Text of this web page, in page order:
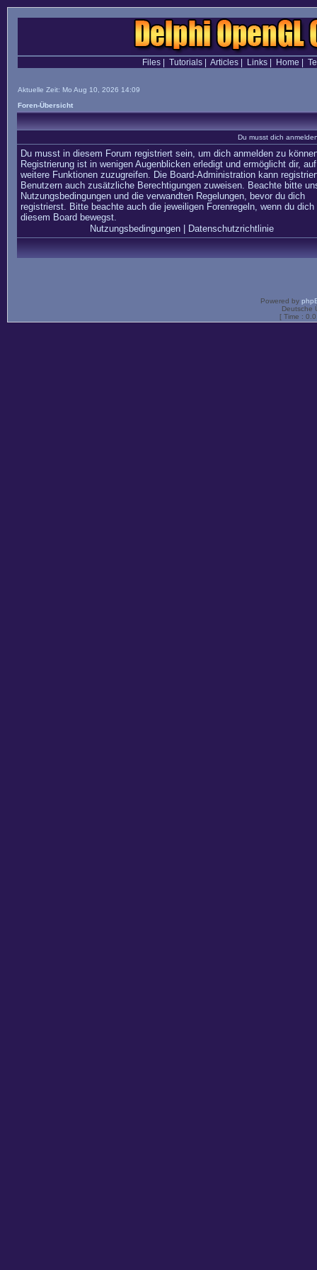
Files| Tutorials| Articles| Links| Home
Aktuelle Zeit: Mo Aug 10, 2026 14:09
Foren-Übersicht
Du musst dich
Du musst in diesem Forum registriert sein, um dich anmelden zu
Registrierung ist in wenigen Augenblicken erledigt und ermöglicht dir, auf
weitere Funktionen zuzugreifen. Die Board-Administration kann
Benutzern auch zusätzliche Berechtigungen zuweisen. Beachte bitte
Nutzungsbedingungen und die verwandten Regelungen, bevor du dich
registrierst. Bitte beachte auch die jeweiligen Forenregeln, wenn du dich
diesem Board bewegst.
Nutzungsbedingungen| Datenschutzrichtlinie
Powered by
Deutsche
[ Time :